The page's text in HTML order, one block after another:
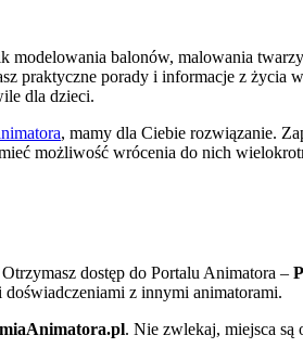
modelowania balonów, malowania
praktyczne porady i informacje z życia
dla dzieci.
, mamy dla Ciebie rozwiązanie.
możliwość wrócenia do nich
dostęp do Portalu Animatora –
z innymi animatorami.
. Nie zwlekaj, miejsca są